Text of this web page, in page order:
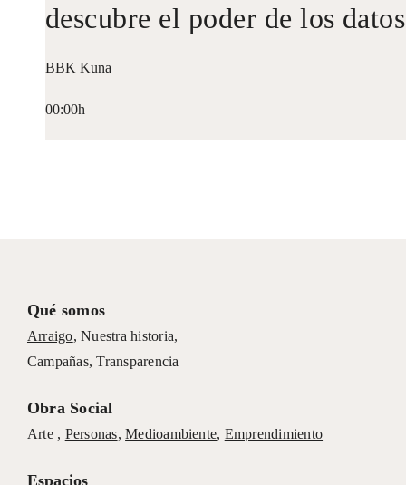
descubre el poder de los datos
BBK Kuna
00:00h
Qué somos
Arraigo,Nuestra historia,
Campañas, Transparencia
Obra Social
Arte , Personas,Medioambiente, Emprendimiento
Espacios